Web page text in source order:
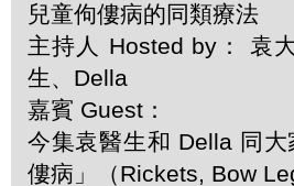
兒童佝僂病的同類療法
主持人 Hosted by： 袁
生、Della
嘉賓 Guest：
今集袁醫生和 Della 同
僂病」（Rickets, Bow